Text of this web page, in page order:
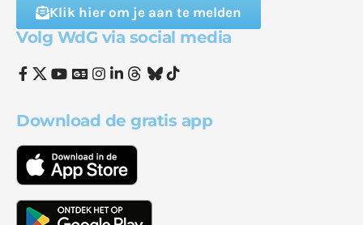
Klik hier om je aan te melden
Volg WdG via social media
Download de gratis app